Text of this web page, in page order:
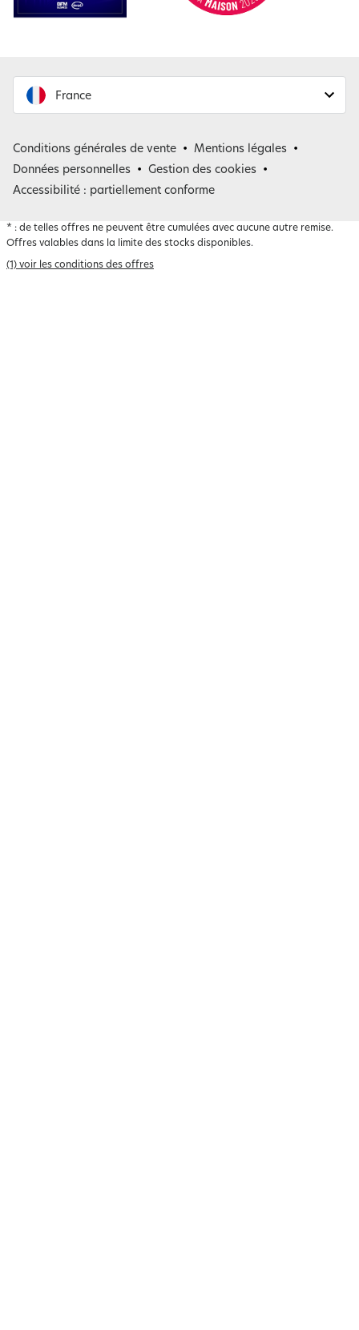
France
Belgique
Conditions générales de vente
Mentions légales
Données personnelles
Gestion des cookies
Accessibilité : partiellement conforme
* : de telles offres ne peuvent être cumulées avec aucune autre remise.
Offres valables dans la limite des stocks disponibles.
(1) voir les conditions des offres